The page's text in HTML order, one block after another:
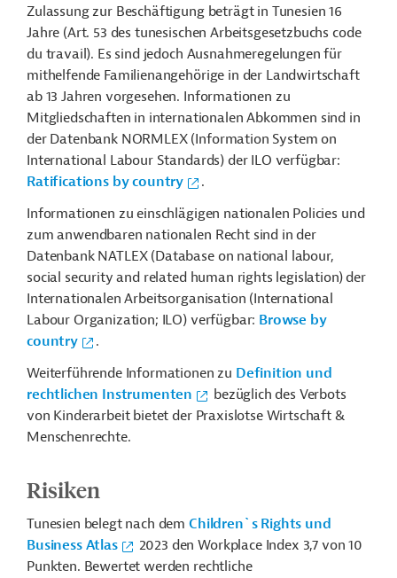
Zulassung zur Beschäftigung beträgt in Tunesien 16
Jahre (Art. 53 des tunesischen Arbeitsgesetzbuchs code
du travail). Es sind jedoch Ausnahmeregelungen für
mithelfende Familienangehörige in der Landwirtschaft
ab 13 Jahren vorgesehen. Informationen zu
Mitgliedschaften in internationalen Abkommen sind in
der Datenbank NORMLEX (Information System on
International Labour Standards) der ILO verfügbar:
Ratifications by country
.
Informationen zu einschlägigen nationalen Policies und
zum anwendbaren nationalen Recht sind in der
Datenbank NATLEX (Database on national labour,
social security and related human rights legislation) der
Internationalen Arbeitsorganisation (International
Labour Organization; ILO) verfügbar: Browse by
country
.
Weiterführende Informationen zu Definition und
rechtlichen Instrumenten
bezüglich des Verbots
von Kinderarbeit bietet der Praxislotse Wirtschaft &
Menschenrechte.
Risiken
Tunesien belegt nach demChildren`s Rights und
Business Atlas
2023 den Workplace Index 3,7 von 10
Punkten. Bewertet werden rechtliche